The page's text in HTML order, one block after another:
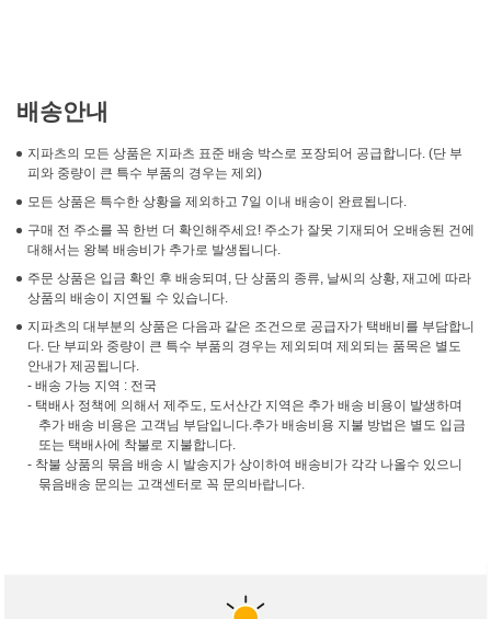
배송안내
지파츠의 모든 상품은 지파츠 표준 배송 박스로 포장되어 공급합니다. (단 부
피와 중량이 큰 특수 부품의 경우는 제외)
모든 상품은 특수한 상황을 제외하고 7일 이내 배송이 완료됩니다.
구매 전 주소를 꼭 한번 더 확인해주세요! 주소가 잘못 기재되어 오배송된 건에
대해서는 왕복 배송비가 추가로 발생됩니다.
주문 상품은 입금 확인 후 배송되며, 단 상품의 종류, 날씨의 상황, 재고에 따라
상품의 배송이 지연될 수 있습니다.
지파츠의 대부분의 상품은 다음과 같은 조건으로 공급자가 택배비를 부담합니
다. 단 부피와 중량이 큰 특수 부품의 경우는 제외되며 제외되는 품목은 별도
안내가 제공됩니다.
- 배송 가능 지역 : 전국
- 택배사 정책에 의해서 제주도, 도서산간 지역은 추가 배송 비용이 발생하며
추가 배송 비용은 고객님 부담입니다.추가 배송비용 지불 방법은 별도 입금
또는 택배사에 착불로 지불합니다.
- 착불 상품의 묶음 배송 시 발송지가 상이하여 배송비가 각각 나올수 있으니
묶음배송 문의는 고객센터로 꼭 문의바랍니다.